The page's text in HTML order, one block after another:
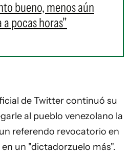
bueno, menos aún
pocas horas"
de Twitter continuó su
al pueblo venezolano la
referendo revocatorio en
un "dictadorzuelo más".